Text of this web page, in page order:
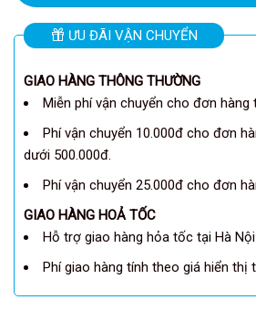
ƯU ĐÃI VẬN CHUYỂN
GIAO HÀNG THÔNG THƯỜNG
Miễn phí vận chuyển cho đơn hàng
Phí vận chuyển 10.000đ cho đơn
dưới 500.000đ.
Phí vận chuyển 25.000đ cho đơn
GIAO HÀNG HOẢ TỐC
Hỗ trợ giao hàng hỏa tốc tại Hà Nội
Phí giao hàng tính theo giá hiển thị